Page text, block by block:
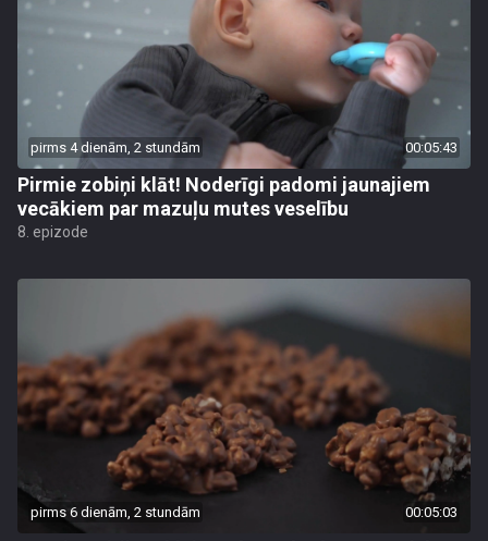
pirms 4 dienām, 2 stundām 00:05:43
Pirmie zobiņi klāt! Noderīgi padomi jaunajiem
vecākiem par mazuļu mutes veselību
8. epizode
pirms 6 dienām, 2 stundām 00:05:03